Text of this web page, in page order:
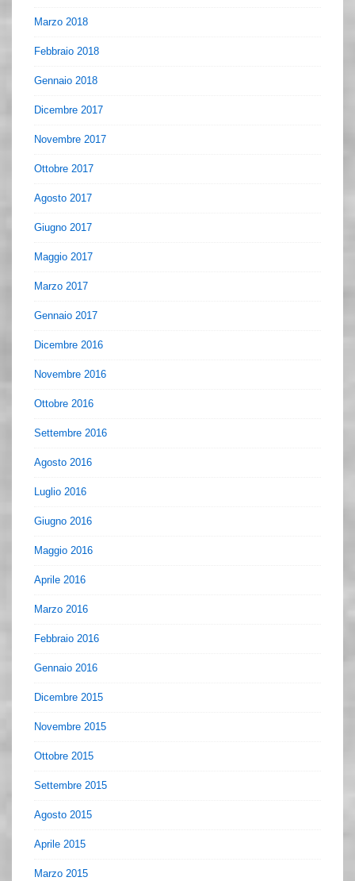
Marzo 2018
Febbraio 2018
Gennaio 2018
Dicembre 2017
Novembre 2017
Ottobre 2017
Agosto 2017
Giugno 2017
Maggio 2017
Marzo 2017
Gennaio 2017
Dicembre 2016
Novembre 2016
Ottobre 2016
Settembre 2016
Agosto 2016
Luglio 2016
Giugno 2016
Maggio 2016
Aprile 2016
Marzo 2016
Febbraio 2016
Gennaio 2016
Dicembre 2015
Novembre 2015
Ottobre 2015
Settembre 2015
Agosto 2015
Aprile 2015
Marzo 2015